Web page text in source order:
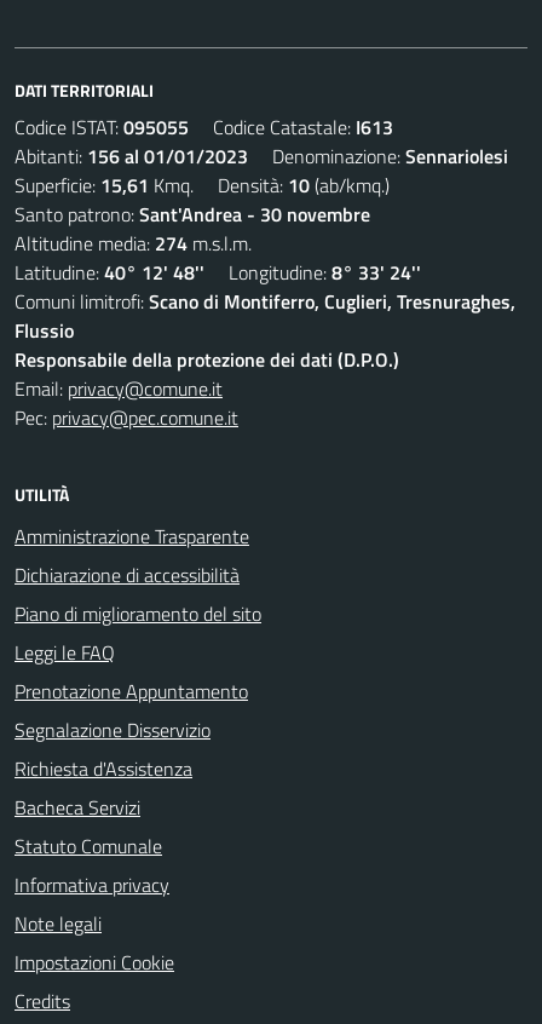
DATI TERRITORIALI
Codice ISTAT:095055 Codice Catastale: I613
Abitanti: 156 al 01/01/2023 Denominazione:Sennariolesi
Superficie: 15,61 Kmq. Densità: 10(ab/kmq.)
Santo patrono:Sant'Andrea - 30 novembre
Altitudine media: 274 m.s.l.m.
Latitudine:40° 12' 48'' Longitudine:8° 33' 24''
Comuni limitrofi:Scano di Montiferro, Cuglieri, Tresnuraghes,
Flussio
Responsabile della protezione dei dati (D.P.O.)
Email: privacy@comune.it
Pec: privacy@pec.comune.it
UTILITÀ
Amministrazione Trasparente
Dichiarazione di accessibilità
Piano di miglioramento del sito
Leggi le FAQ
Prenotazione Appuntamento
Segnalazione Disservizio
Richiesta d'Assistenza
Bacheca Servizi
Statuto Comunale
Informativa privacy
Note legali
Impostazioni Cookie
Credits